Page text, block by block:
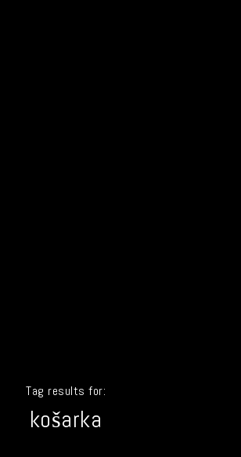
Tag results for:
košarka